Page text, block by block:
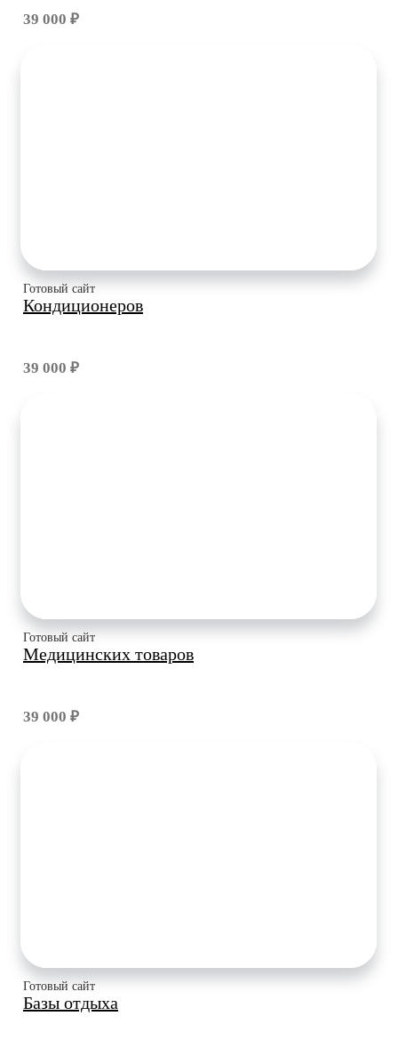
39 000 ₽
Готовый сайт
Кондиционеров
39 000 ₽
Готовый сайт
Медицинских товаров
39 000 ₽
Готовый сайт
Базы отдыха